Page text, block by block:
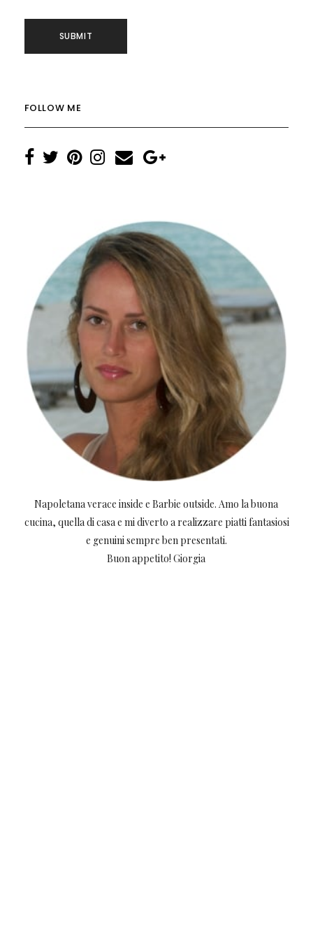
FOLLOW ME
Napoletana verace inside e Barbie outside. Amo la buona
cucina, quella di casa e mi diverto a realizzare piatti fantasiosi
e genuini sempre ben presentati.
Buon appetito! Giorgia